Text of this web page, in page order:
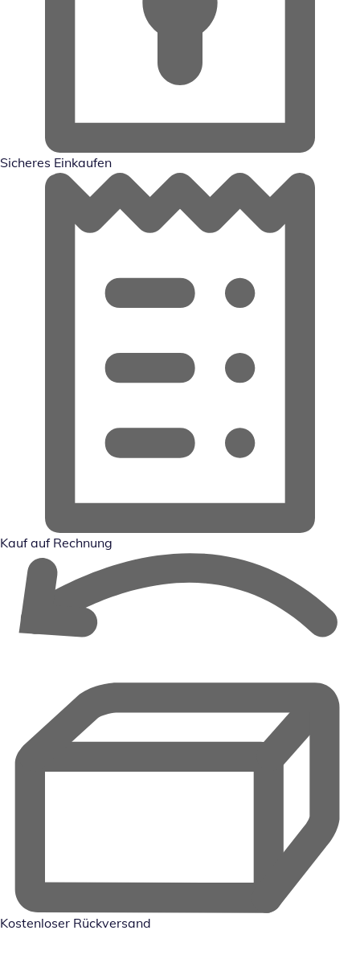
Sicheres Einkaufen
Kauf auf Rechnung
Kostenloser Rückversand